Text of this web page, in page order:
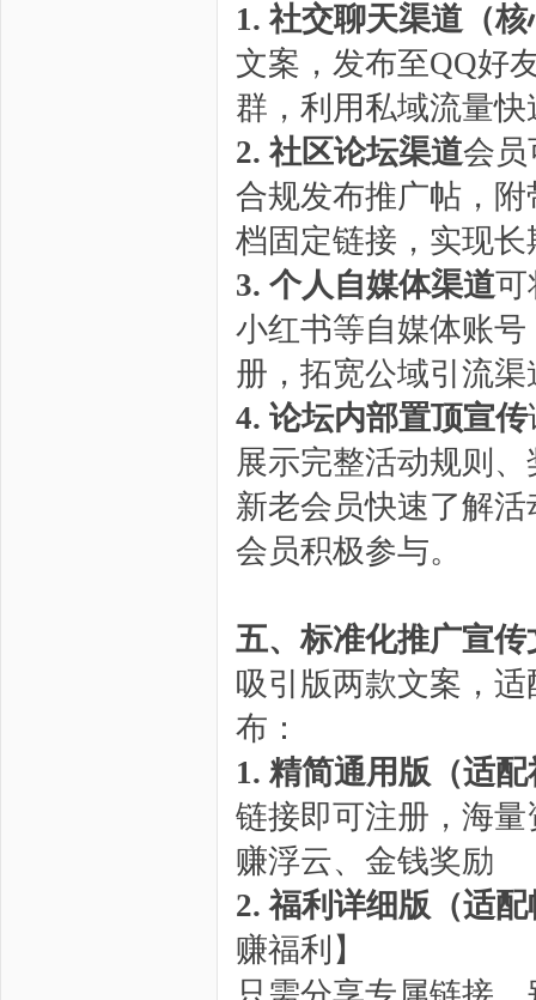
1. 社交聊天渠道（
文案，发布至QQ好
群，利用私域流量
2. 社区论坛渠道会员
合规发布推广帖，
档固定链接，实现
3. 个人自媒体渠道可
小红书等自媒体账
册，拓宽公域引流渠
4. 论坛内部置顶宣传
展示完整活动规则
新老会员快速了解
会员积极参与。
五、标准化推广宣
吸引版两款文案，
布：
1. 精简通用版（适
链接即可注册，海
赚浮云、金钱奖励
2. 福利详细版（适
赚福利】